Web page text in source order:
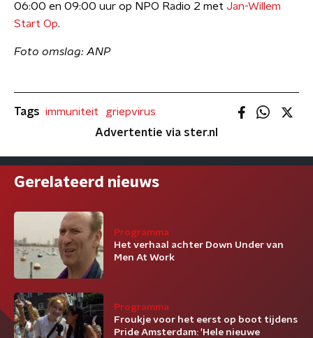
06:00 en 09:00 uur op NPO Radio 2 met Jan-Willem
Start Op.
Foto omslag: ANP
Tags immuniteit
griepvirus
Advertentie via ster.nl
Gerelateerd nieuws
Programma
Het verhaal achter Down Under van
Men At Work
Programma
Froukje voor het eerst op boot tijdens
Pride Amsterdam: 'Hele nieuwe